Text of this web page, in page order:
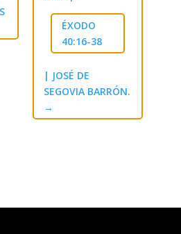
ÉXODO
40:16-38
| JOSÉ DE
SEGOVIA BARRÓN.
→